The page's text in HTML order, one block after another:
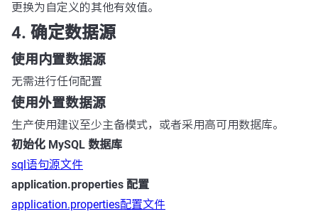
更换为自定义的其他有效值。
4. 确定数据源
使用内置数据源
无需进行任何配置
使用外置数据源
生产使用建议至少主备模式，或者采用高可用数据库。
初始化 MySQL 数据库
sql语句源文件
application.properties 配置
application.properties配置文件